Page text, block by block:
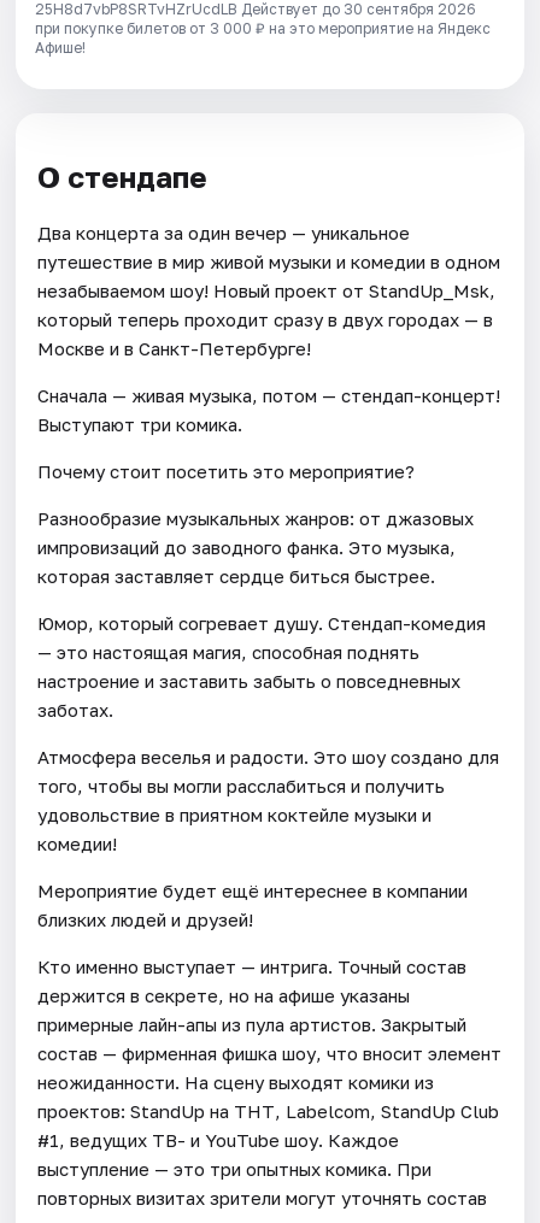
25H8d7vbP8SRTvHZrUcdLB Действует до 30 сентября 2026
при покупке билетов от 3 000 ₽ на это мероприятие на Яндекс
Афише!
О стендапе
Два концерта за один вечер — уникальное
путешествие в мир живой музыки и комедии в одном
незабываемом шоу! Новый проект от StandUp_Msk,
который теперь проходит сразу в двух городах — в
Москве и в Санкт-Петербурге!
Сначала — живая музыка, потом — стендап-концерт!
Выступают три комика.
Почему стоит посетить это мероприятие?
Разнообразие музыкальных жанров: от джазовых
импровизаций до заводного фанка. Это музыка,
которая заставляет сердце биться быстрее.
Юмор, который согревает душу. Стендап-комедия
— это настоящая магия, способная поднять
настроение и заставить забыть о повседневных
заботах.
Атмосфера веселья и радости. Это шоу создано для
того, чтобы вы могли расслабиться и получить
удовольствие в приятном коктейле музыки и
комедии!
Мероприятие будет ещё интереснее в компании
близких людей и друзей!
Кто именно выступает — интрига. Точный состав
держится в секрете, но на афише указаны
примерные лайн-апы из пула артистов. Закрытый
состав — фирменная фишка шоу, что вносит элемент
неожиданности. На сцену выходят комики из
проектов: StandUp на ТНТ, Labelcom, StandUp Club
#1, ведущих ТВ- и YouTube шоу. Каждое
выступление — это три опытных комика. При
повторных визитах зрители могут уточнять состав